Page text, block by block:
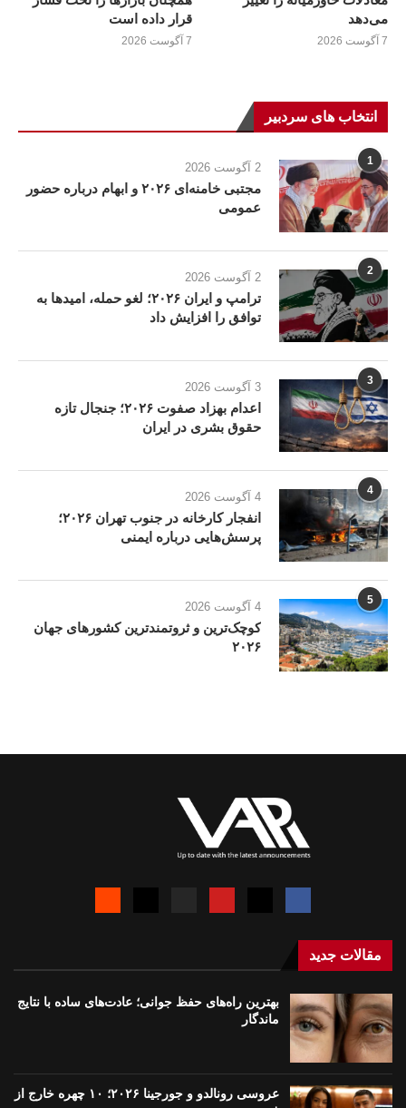
می‌دهد
7 آگوست 2026
قرار داده است
7 آگوست 2026
انتخاب های سردبیر
1 2 آگوست 2026
مجتبی خامنه‌ای ۲۰۲۶ و ابهام درباره حضور
عمومی
2 2 آگوست 2026
ترامپ و ایران ۲۰۲۶؛ لغو حمله، امیدها به
توافق را افزایش داد
3 3 آگوست 2026
اعدام بهزاد صفوت ۲۰۲۶؛ جنجال تازه
حقوق بشری در ایران
4 4 آگوست 2026
انفجار کارخانه در جنوب تهران ۲۰۲۶؛
پرسش‌هایی درباره ایمنی
5 4 آگوست 2026
کوچک‌ترین و ثروتمندترین کشورهای جهان
۲۰۲۶
مقالات جدید
بهترین راه‌های حفظ جوانی؛ عادت‌های ساده با نتایج
ماندگار
عروسی رونالدو و جورجینا ۲۰۲۶؛ ۱۰ چهره خارج از